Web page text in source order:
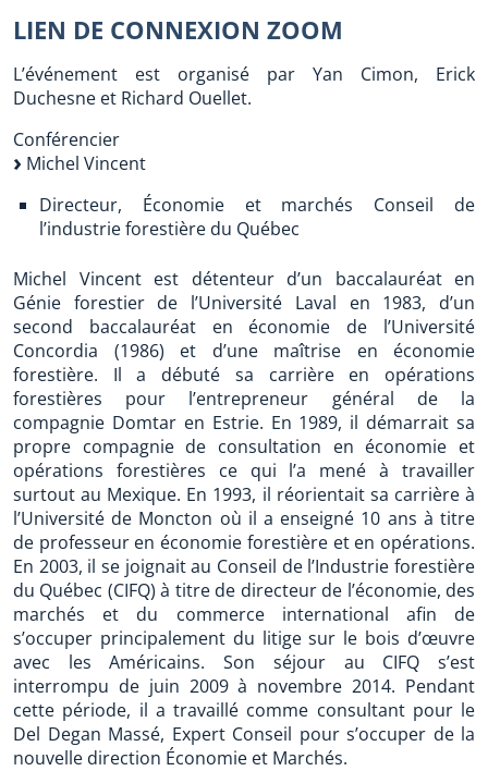
LIEN DE CONNEXION ZOOM
L’événement est organisé par Yan Cimon, Erick
Duchesne et Richard Ouellet.
Conférencier
Michel Vincent
Directeur, Économie et marchés Conseil de
l’industrie forestière du Québec
Michel Vincent est détenteur d’un baccalauréat en
Génie forestier de l’Université Laval en 1983, d’un
second baccalauréat en économie de l’Université
Concordia (1986) et d’une maîtrise en économie
forestière. Il a débuté sa carrière en opérations
forestières pour l’entrepreneur général de la
compagnie Domtar en Estrie. En 1989, il démarrait sa
propre compagnie de consultation en économie et
opérations forestières ce qui l’a mené à travailler
surtout au Mexique. En 1993, il réorientait sa carrière à
l’Université de Moncton où il a enseigné 10 ans à titre
de professeur en économie forestière et en opérations.
En 2003, il se joignait au Conseil de l’Industrie forestière
du Québec (CIFQ) à titre de directeur de l’économie, des
marchés et du commerce international afin de
s’occuper principalement du litige sur le bois d’œuvre
avec les Américains. Son séjour au CIFQ s’est
interrompu de juin 2009 à novembre 2014. Pendant
cette période, il a travaillé comme consultant pour le
Del Degan Massé, Expert Conseil pour s’occuper de la
nouvelle direction Économie et Marchés.